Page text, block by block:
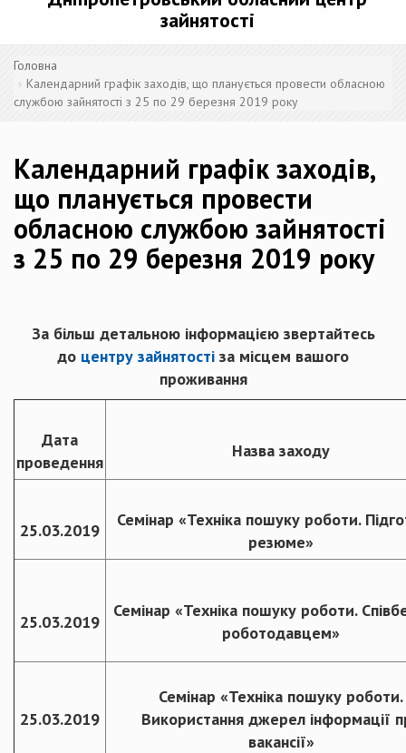
зайнятості
Головна
Календарний графік заходів, що планується провести обласною
службою зайнятості з 25 по 29 березня 2019 року
Календарний графік заходів,
що планується провести
обласною службою зайнятості
з 25 по 29 березня 2019 року
За більш детальною інформацією звертайтесь
до центру зайнятості за місцем вашого
проживання
Дата
проведення
Назва заходу
25.03.2019
Семінар «Техніка пошуку роботи.
резюме»
25.03.2019
Семінар «Техніка пошуку роботи.
роботодавцем»
25.03.2019
Семінар «Техніка пошуку роботи.
Використання джерел інформації
вакансії»